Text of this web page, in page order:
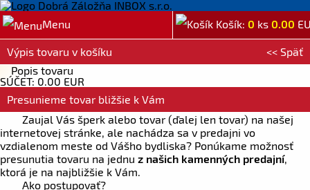
Menu Košík: 0 ks 0.00
Výpis tovaru v košíku
<< Späť
Popis tovaru
SÚČET: 0.00 EUR
Presunieme tovar bližšie k Vám
Zaujal Vás šperk alebo tovar (ďalej len tovar) na našej
internetovej stránke, ale nachádza sa v predajni vo
vzdialenom meste od Vášho bydliska? Ponúkame možnosť
presunutia tovaru na jednu z našich kamenných predajní,
ktorá je na najbližšie k Vám.
Ako postupovať?